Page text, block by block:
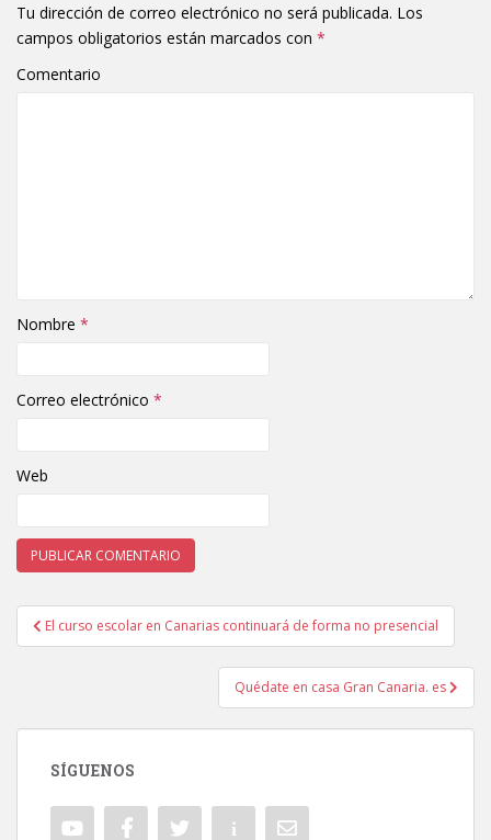
Tu dirección de correo electrónico no será publicada. Los
campos obligatorios están marcados con *
Comentario
Nombre *
Correo electrónico *
Web
Navegación de entradas
El curso escolar en Canarias continuará de forma no presencial
Quédate en casa Gran Canaria. es
SÍGUENOS